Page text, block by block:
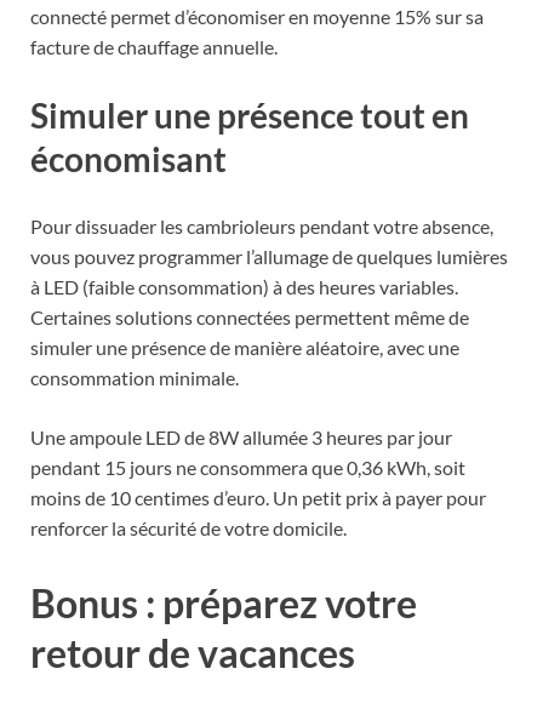
connecté permet d’économiser en moyenne 15% sur sa
facture de chauffage annuelle.
Simuler une présence tout en
économisant
Pour dissuader les cambrioleurs pendant votre absence,
vous pouvez programmer l’allumage de quelques lumières
à LED (faible consommation) à des heures variables.
Certaines solutions connectées permettent même de
simuler une présence de manière aléatoire, avec une
consommation minimale.
Une ampoule LED de 8W allumée 3 heures par jour
pendant 15 jours ne consommera que 0,36 kWh, soit
moins de 10 centimes d’euro. Un petit prix à payer pour
renforcer la sécurité de votre domicile.
Bonus : préparez votre
retour de vacances